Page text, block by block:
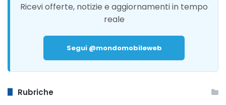
Ricevi offerte, notizie e aggiornamenti in tempo
reale
Segui @mondomobileweb
Rubriche